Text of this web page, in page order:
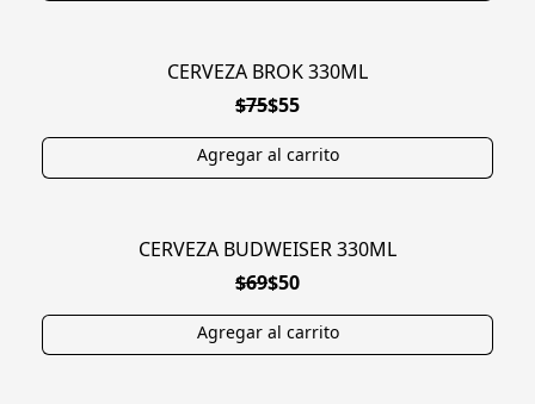
CERVEZA BROK 330ML
$75$55
CERVEZA BUDWEISER 330ML
$69$50